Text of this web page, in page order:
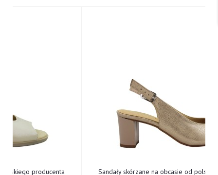
Sandały skórzane na obcasie od polskiego producenta